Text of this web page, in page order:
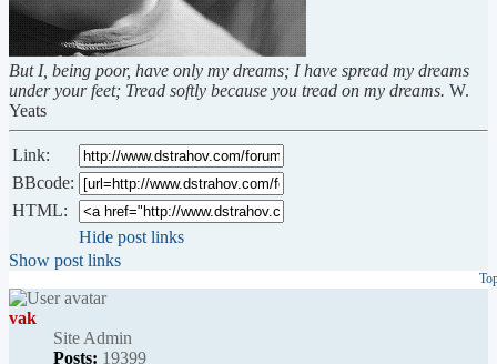
But I, being poor, have only my dreams; I have spread my dreams
under your feet; Tread softly because you tread on my dreams. W.
Yeats
Link:
BBcode:
HTML:
Hide post links
Show post links
vak
Site Admin
Posts: 19399